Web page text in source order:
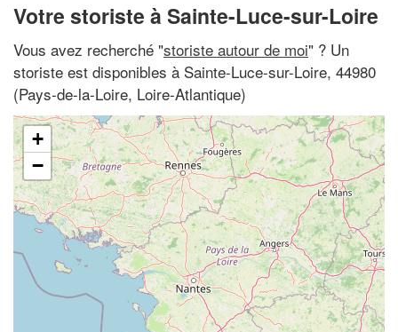
Votre storiste à Sainte-Luce-sur-Loire
Vous avez recherché "storiste autour de moi" ? Un
storiste est disponibles à Sainte-Luce-sur-Loire, 44980
(Pays-de-la-Loire, Loire-Atlantique)
+
−